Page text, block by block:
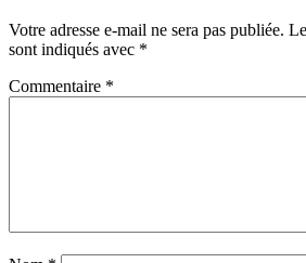
Votre adresse e-mail ne sera pas publiée.
sont indiqués avec *
Commentaire *